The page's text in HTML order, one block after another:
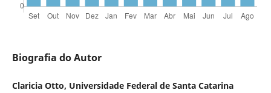
Biografia do Autor
Claricia Otto, Universidade Federal de Santa Catarina